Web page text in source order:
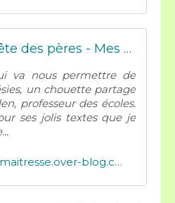
Poésie pour la fête des pères - Mes tresses D Zécolles
va nous permettre de
un chouette partage
professeur des écoles.
ses jolis textes que je
http://mely.futuremaitresse.over-blog.com/2020/06/poesie-pour-la-fete-des-peres-8.html